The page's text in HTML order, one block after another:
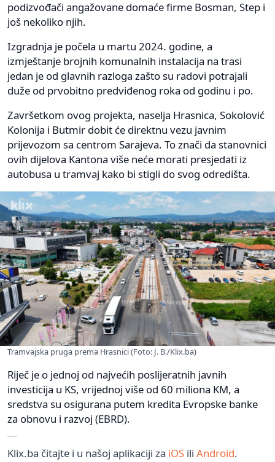
podizvođači angažovane domaće firme Bosman, Step i
još nekoliko njih.
Izgradnja je počela u martu 2024. godine, a
izmještanje brojnih komunalnih instalacija na trasi
jedan je od glavnih razloga zašto su radovi potrajali
duže od prvobitno predviđenog roka od godinu i po.
Završetkom ovog projekta, naselja Hrasnica, Sokolović
Kolonija i Butmir dobit će direktnu vezu javnim
prijevozom sa centrom Sarajeva. To znači da stanovnici
ovih dijelova Kantona više neće morati presjedati iz
autobusa u tramvaj kako bi stigli do svog odredišta.
Tramvajska pruga prema Hrasnici (Foto: J. B./Klix.ba)
Riječ je o jednoj od najvećih poslijeratnih javnih
investicija u KS, vrijednoj više od 60 miliona KM, a
sredstva su osigurana putem kredita Evropske banke
za obnovu i razvoj (EBRD).
Klix.ba čitajte i u našoj aplikaciji za iOS ili Android.